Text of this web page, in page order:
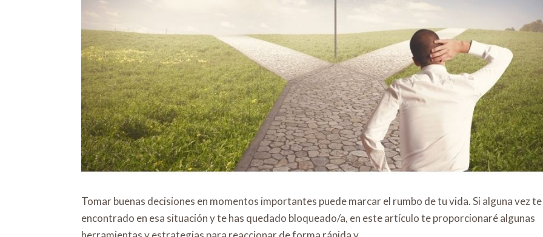
Tomar buenas decisiones en momentos importantes puede marcar el rumbo de tu vida. Si alguna vez
encontrado en esa situación y te has quedado bloqueado/a, en este artículo te proporcionaré algunas